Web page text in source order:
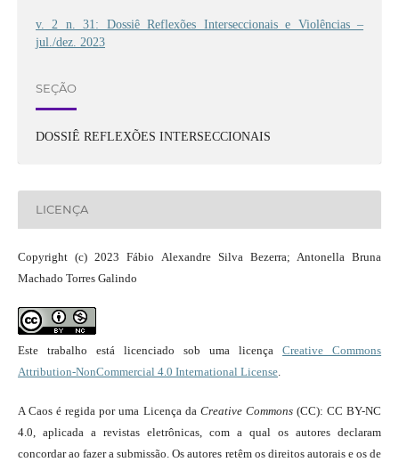
v. 2 n. 31: Dossiê Reflexões Interseccionais e Violências –
jul./dez. 2023
SEÇÃO
DOSSIÊ REFLEXÕES INTERSECCIONAIS
LICENÇA
Copyright (c) 2023 Fábio Alexandre Silva Bezerra; Antonella Bruna
Machado Torres Galindo
Este trabalho está licenciado sob uma licençaCreative Commons
Attribution-NonCommercial 4.0 International License.
A Caos é regida por uma Licença da Creative Commons(CC): CC BY-NC
4.0, aplicada a revistas eletrônicas, com a qual os autores declaram
concordar ao fazer a submissão. Os autores retêm os direitos autorais e os de